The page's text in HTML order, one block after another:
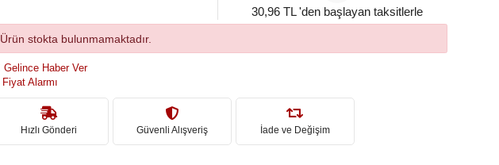
30,96 TL 'den başlayan taksitlerle
Ürün stokta bulunmamaktadır.
Gelince Haber Ver
Fiyat Alarmı
Hızlı Gönderi Güvenli Alışveriş İade ve Değişim